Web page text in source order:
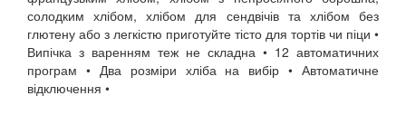
солодким хлібом, хлібом для сендвічів та хлібом без
глютену або з легкістю приготуйте тісто для тортів чи піци •
Випічка з варенням теж не складна • 12 автоматичних
програм • Два розміри хліба на вибір • Автоматичне
відключення •